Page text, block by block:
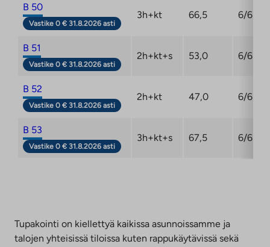
B 50
Vastike 0 € 31.8.2026 asti
3h+kt 66,5 6/6
B 51
Vastike 0 € 31.8.2026 asti
2h+kt+s 53,0 6/6
B 52
Vastike 0 € 31.8.2026 asti
2h+kt 47,0 6/6
B 53
Vastike 0 € 31.8.2026 asti
3h+kt+s 67,5 6/6
Tupakointi on kiellettyä kaikissa asunnoissamme ja
talojen yhteisissä tiloissa kuten rappukäytävissä sekä